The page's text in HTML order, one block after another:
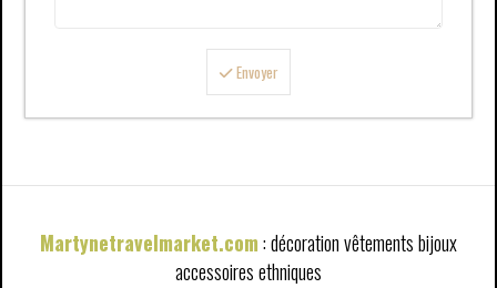
Envoyer
Martynetravelmarket.com: décoration vêtements bijoux
accessoires ethniques